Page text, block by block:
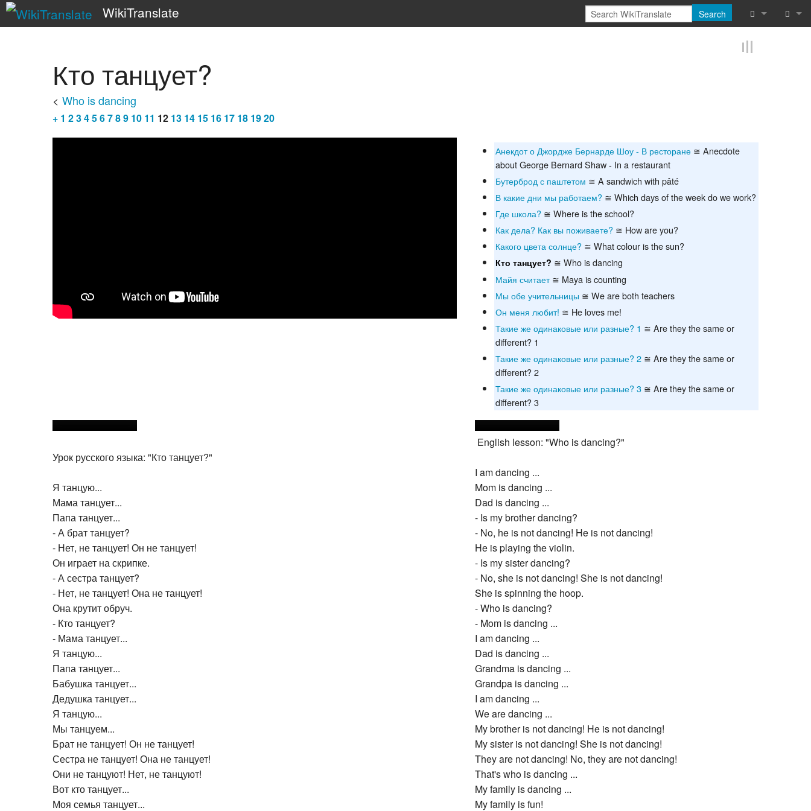
WikiTranslate Search
Кто танцует?
< Who is dancing
+ 1 23456789 10 11 12 13 14 15 16 17 18 1920
Анекдот о Джордже Бернарде Шоу - В ресторане ≅ Anecdote
about George Bernard Shaw - In a restaurant
Бутерброд с паштетом ≅ A sandwich with pâté
В какие дни мы работаем? ≅ Which days of the week do we work?
Где школа? ≅ Where is the school?
Как дела? Как вы поживаете? ≅ How are you?
Какого цвета солнце? ≅ What colour is the sun?
Кто танцует? ≅ Who is dancing
Майя считает≅ Maya is counting
Мы обе учительницы ≅ We are both teachers
Он меня любит! ≅ He loves me!
Такие же одинаковые или разные? 1 ≅ Are they the same or
different? 1
Такие же одинаковые или разные? 2 ≅ Are they the same or
different? 2
Такие же одинаковые или разные? 3 ≅ Are they the same or
different? 3
Урок русского языка: "Кто танцует?"
Я танцую...
Мама танцует...
Папа танцует...
- А брат танцует?
- Нет, не танцует! Он не танцует!
Он играет на скрипке.
- А сестра танцует?
- Нет, не танцует! Она не танцует!
Она крутит обруч.
- Кто танцует?
- Мама танцует...
Я танцую...
Папа танцует...
Бабушка танцует...
Дедушка танцует...
Я танцую...
Мы танцуем...
Брат не танцует! Он не танцует!
Сестра не танцует! Она не танцует!
Они не танцуют! Нет, не танцуют!
Вот кто танцует...
Моя семья танцует...
English lesson: "Who is dancing?"
I am dancing ...
Mom is dancing ...
Dad is dancing ...
- Is my brother dancing?
- No, he is not dancing! He is not dancing!
He is playing the violin.
- Is my sister dancing?
- No, she is not dancing! She is not dancing!
She is spinning the hoop.
- Who is dancing?
- Mom is dancing ...
I am dancing ...
Dad is dancing ...
Grandma is dancing ...
Grandpa is dancing ...
I am dancing ...
We are dancing ...
My brother is not dancing! He is not dancing!
My sister is not dancing! She is not dancing!
They are not dancing! No, they are not dancing!
That's who is dancing ...
My family is dancing ...
My family is fun!